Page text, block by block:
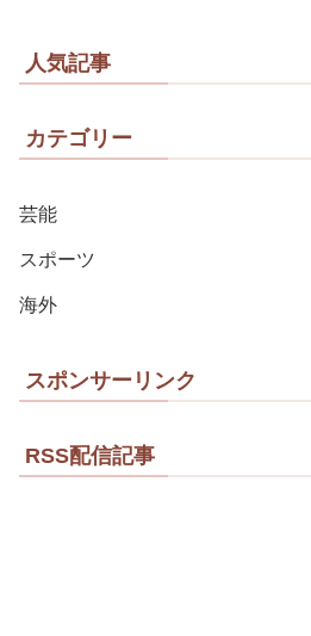
人気記事
カテゴリー
芸能
スポーツ
海外
スポンサーリンク
RSS配信記事